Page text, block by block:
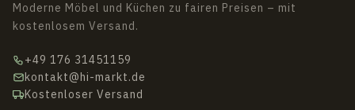
Moderne Möbel und Küchen zu fairen Preisen – mit
kostenlosem Versand.
+49 176 31451159
kontakt@hi-markt.de
Kostenloser Versand